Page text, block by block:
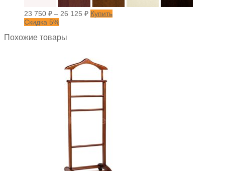
23 750 ₽ – 26 125 ₽ Купить
Скидка 5%
Похожие товары